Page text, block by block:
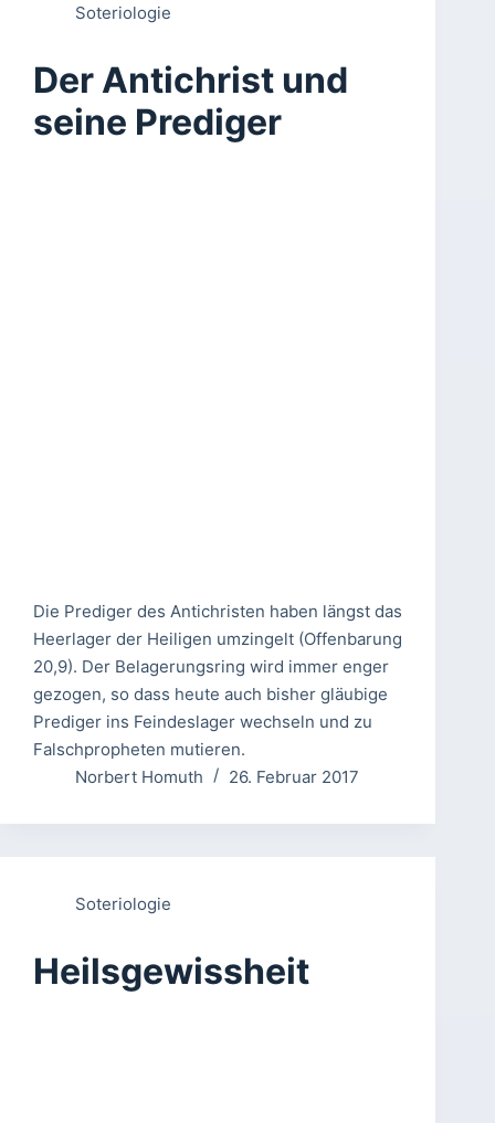
Soteriologie
Der Antichrist und
seine Prediger
Die Prediger des Antichristen haben längst das
Heerlager der Heiligen umzingelt (Offenbarung
20,9). Der Belagerungsring wird immer enger
gezogen, so dass heute auch bisher gläubige
Prediger ins Feindeslager wechseln und zu
Falschpropheten mutieren.
Norbert Homuth
26. Februar 2017
Soteriologie
Heilsgewissheit